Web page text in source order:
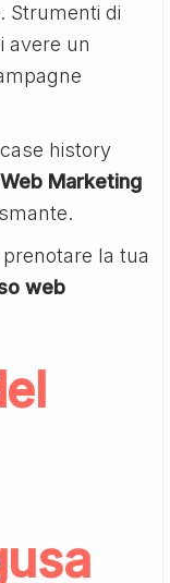
Strumenti di
avere un
history
Marketing
la tua
web